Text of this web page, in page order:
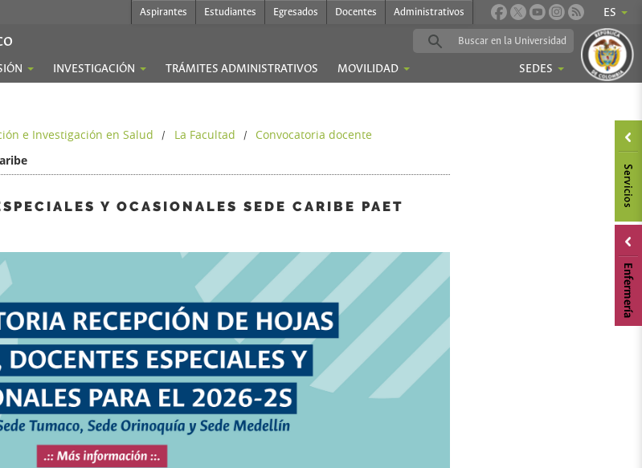
ES
Aspirantes Estudiantes Egresados Docentes Administrativos
INVESTIGACIÓN TRÁMITES ADMINISTRATIVOS MOVILIDAD SEDES
e Investigación en Salud / La Facultad /
Convocatoria docente
Y OCASIONALES SEDE CARIBE PAET